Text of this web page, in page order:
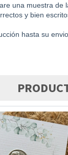
una muestra de
y bien
hasta su